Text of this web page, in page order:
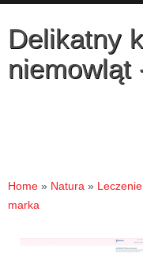
Delikatny
niemowląt
Home » Natura » Leczenie
marka